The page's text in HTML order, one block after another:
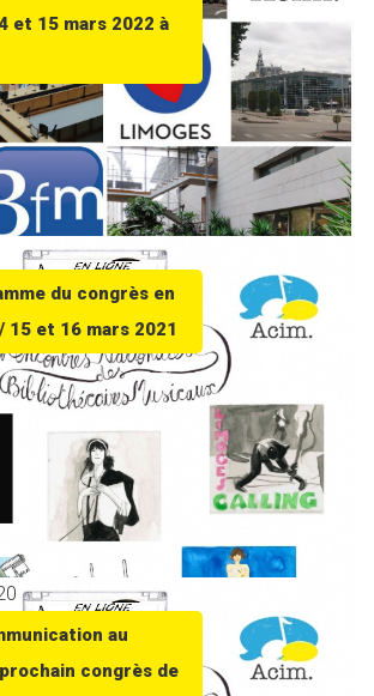
et 15 mars 2022 à
du congrès en
15 et 16 mars 2021
au
congrès de